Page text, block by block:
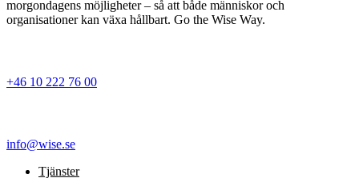
morgondagens möjligheter – så att både människor och
organisationer kan växa hållbart. Go the Wise Way.
+46 10 222 76 00
info@wise.se
Tjänster